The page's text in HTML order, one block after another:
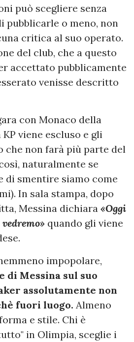
può scegliere senza
pubblicarle o meno, non
critica al suo operato.
del club, che a questo
accettato pubblicamente
venisse descritto
con Monaco della
viene escluso e gli
che non farà più parte del
naturalmente se
di smentire siamo come
In sala stampa, dopo
Messina dichiara «Oggi
quando gli viene
impopolare,
di Messina sul suo
assolutamente non
fuori luogo. Almeno
e stile. Chi è
in Olimpia, sceglie i